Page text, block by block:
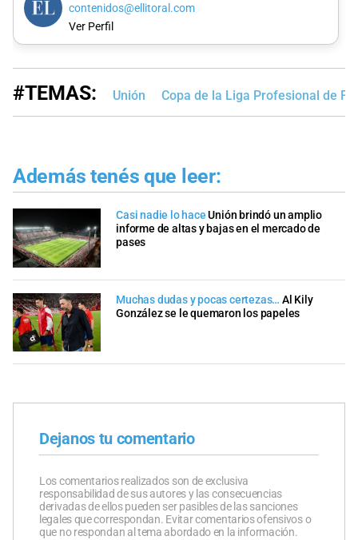
contenidos@ellitoral.com
Ver Perfil
#TEMAS: Unión Copa de la Liga Profesional de
Además tenés que leer:
Casi nadie lo hace Unión brindó un amplio
informe de altas y bajas en el mercado de
pases
Muchas dudas y pocas certezas… Al Kily
González se le quemaron los papeles
Dejanos tu comentario
Los comentarios realizados son de exclusiva
responsabilidad de sus autores y las consecuencias
derivadas de ellos pueden ser pasibles de las sanciones
legales que correspondan. Evitar comentarios ofensivos o
que no respondan al tema abordado en la información.